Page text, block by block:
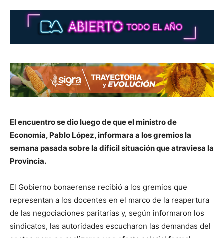
El encuentro se dio luego de que el ministro de
Economía, Pablo López, informara a los gremios la
semana pasada sobre la difícil situación que atraviesa la
Provincia.
El Gobierno bonaerense recibió a los gremios que
representan a los docentes en el marco de la reapertura
de las negociaciones paritarias y, según informaron los
sindicatos, las autoridades escucharon las demandas del